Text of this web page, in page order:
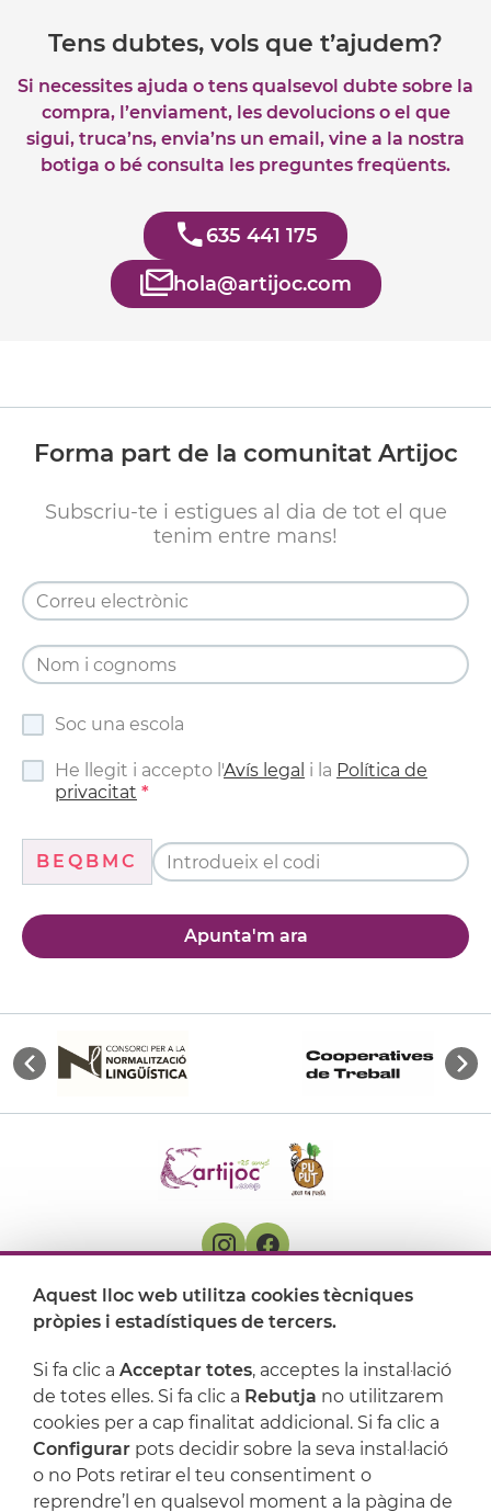
Tens dubtes, vols que t’ajudem?
Si necessites ajuda o tens qualsevol dubte sobre la
compra, l’enviament, les devolucions o el que
sigui, truca’ns, envia’ns un email, vine a la nostra
botiga o bé consulta les preguntes freqüents.
635 441 175
hola@artijoc.com
Forma part de la comunitat Artijoc
Subscriu-te i estigues al dia de tot el que
tenim entre mans!
Soc una escola
He llegit i accepto l'Avís legal i la Política de
privacitat
BEQBMC
Apunta'm ara
On ens trobem
Suport
Aquest lloc web utilitza cookies tècniques
pròpies i estadístiques de tercers.
Si fa clic a Acceptar totes, acceptes la instal·lació
de totes elles. Si fa clic a Rebutja no utilitzarem
cookies per a cap finalitat addicional. Si fa clic a
Configurar pots decidir sobre la seva instal·lació
o no Pots retirar el teu consentiment o
reprendre’l en qualsevol moment a la pàgina de